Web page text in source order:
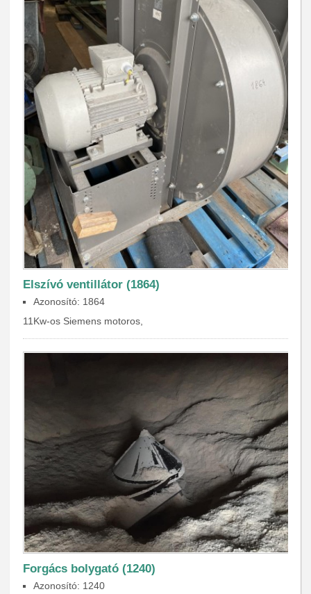
Elszívó ventillátor (1864)
Azonosító: 1864
11Kw-os Siemens motoros,
Forgács bolygató (1240)
Azonosító: 1240